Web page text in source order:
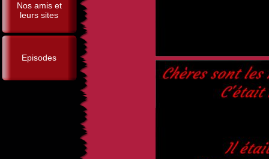
Nos amis et
leurs sites
Episodes